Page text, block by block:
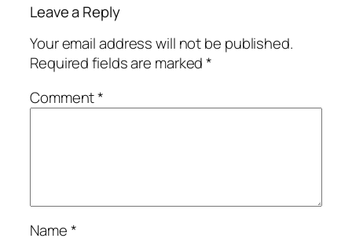
Leave a Reply
Your email address will not be published.
Required fields are marked*
Comment*
Name*